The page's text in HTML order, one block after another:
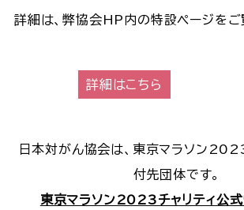
詳細は、弊協会HP内の特設ページをご
詳細はこちら
日本対がん協会は、東京マラソン
付先団体です。
東京マラソン2023チャリティ公式